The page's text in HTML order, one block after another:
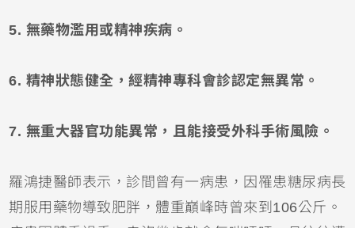
5. 無藥物濫用或精神疾病。
6. 精神狀態健全，經精神專科會診認定無異常。
7. 無重大器官功能異常，且能接受外科手術風險。
羅鴻捷醫師表示，診間曾有一病患，因罹患糖尿病長
期服用藥物導致肥胖，體重巔峰時曾來到106公斤。